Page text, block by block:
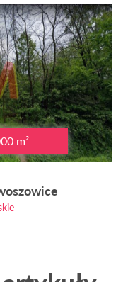
m²